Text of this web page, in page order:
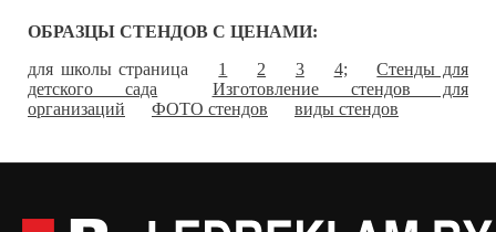
ОБРАЗЦЫ СТЕНДОВ С ЦЕНАМИ:
для школы страница 1 2 3 4;
Стенды для
детского сада
Изготовление стендов для
организаций
ФОТО стендов виды стендов